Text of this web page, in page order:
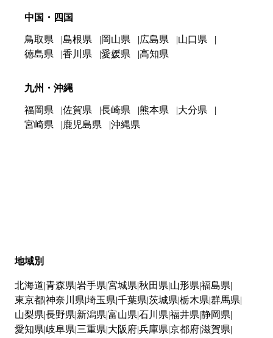
中国・四国
鳥取県 島根県 岡山県 広島県
山口県
徳島県
香川県 愛媛県 高知県
九州・沖縄
福岡県 佐賀県 長崎県 熊本県
大分県
宮崎県
鹿児島県 沖縄県
地域別
北海道 青森県 岩手県 宮城県 秋田県 山形県 福島県
東京都神奈川県 埼玉県 千葉県 茨城県 栃木県 群馬県
山梨県 長野県 新潟県 富山県 石川県 福井県 静岡県
愛知県 岐阜県 三重県 大阪府兵庫県 京都府滋賀県